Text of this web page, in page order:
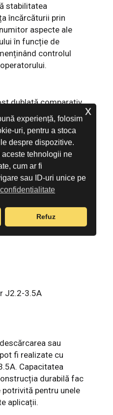
experiență, folosim
uri, pentru a stoca
despre dispozitive.
tehnologii ne
cum ar fi
sau ID-uri unice pe
Refuz
x
stabilitatea
încărcăturii prin
aspecte ale
în funcție de
controlul
dublată comparativ
va fi, de
standard.
electrice este
poate fi utilizată într-o
de activitate, de
sau
fi realizate cu
Capacitatea
durabilă fac
pentru unele
aplicații.